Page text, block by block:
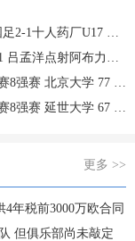
赵松源登场1分钟传射
布力米破门 将战A组第2
77 - 79 上海交通大学 集锦
学 67 - 72 政治大学 集锦
更多 >>
年税前3000万欧合同
但俱乐部尚未敲定